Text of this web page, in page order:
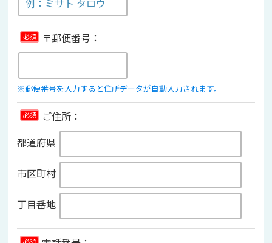
必須 〒郵便番号：
※郵便番号を入力すると住所データが自動入力されます。
必須
ご住所：
都道府県
市区町村
丁目番地